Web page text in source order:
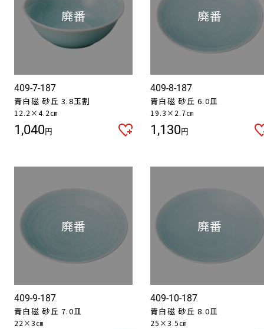
409-7-187
青白磁 砂丘 3.8玉割
12.2×4.2㎝
1,040円
409-8-187
青白磁 砂丘 6.0皿
19.3×2.7㎝
1,130円
409-9-187
青白磁 砂丘 7.0皿
22×3㎝
409-10-187
青白磁 砂丘 8.0皿
25×3.5㎝